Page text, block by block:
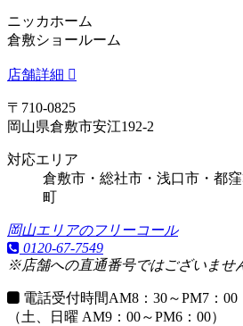
ニッカホーム
倉敷ショールーム
店舗詳細
〒710-0825
岡山県倉敷市安江192-2
対応エリア
倉敷市・総社市・浅口市・都
町
岡山エリアのフリーコール
0120-67-7549
※店舗への直通番号ではございませ
電話受付時間AM8：30～PM7：00
（土、日曜 AM9：00～PM6：00）